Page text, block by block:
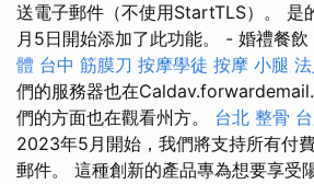
送電子郵件（不使用StartTLS）。 是
月5日開始添加了此功能。 - 婚禮餐飲
體 台中 筋膜刀 按摩學徒 按摩 小腿
們的服務器也在
們的方面也在觀看州方。 台北 整骨
2023年5月開始，我們將支持所有付
郵件。 這種創新的產品專為想要享受